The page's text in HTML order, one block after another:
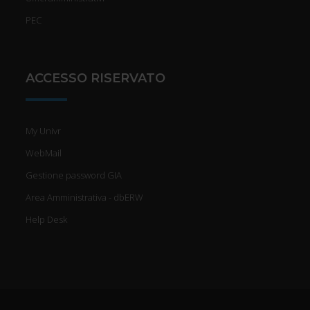
PEC
ACCESSO RISERVATO
My Univr
WebMail
Gestione password GIA
Area Amministrativa - dbERW
Help Desk